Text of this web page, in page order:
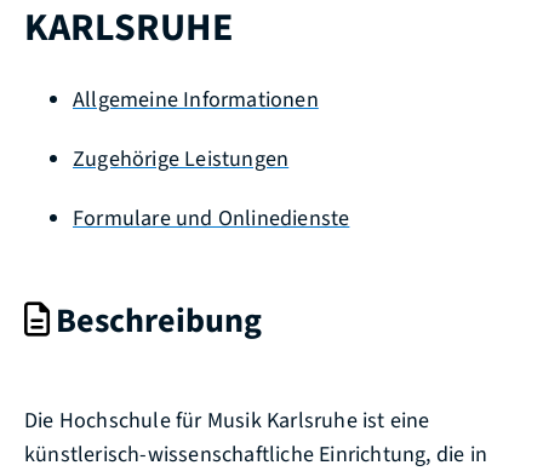
KARLSRUHE
Allgemeine Informationen
Zugehörige Leistungen
Formulare und Onlinedienste
Beschreibung
Die Hochschule für Musik Karlsruhe ist eine
künstlerisch-wissenschaftliche Einrichtung, die in